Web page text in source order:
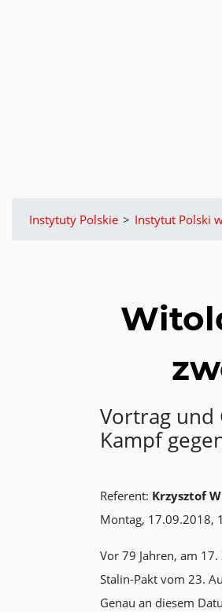
Instytuty Polskie > Instytut Polski
Vortrag und
Kampf
Referent: Krzysztof
Montag, 17.09.2018,
Vor 79 Jahren, am
Stalin-Pakt vom 23.
Genau an diesem